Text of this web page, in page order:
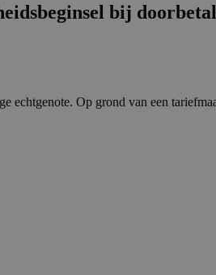
bij
echtgenote. Op grond van een